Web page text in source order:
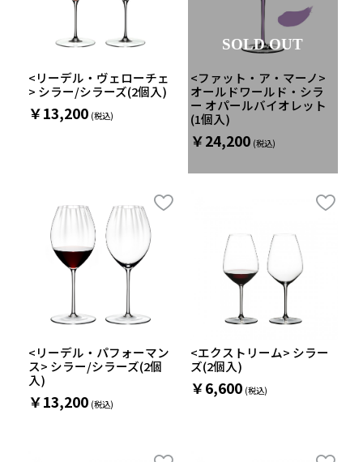
<リーデル・ヴェローチェ
> シラー/シラーズ(2個入)
￥13,200
<ファット・ア・マーノ>
オールドワールド・シラ
ー オパールバイオレット
(1個入)
￥24,200
SOLD OUT
<リーデル・パフォーマン
ス> シラー/シラーズ(2個
入)
￥13,200
<エクストリーム> シラー
ズ(2個入)
￥6,600